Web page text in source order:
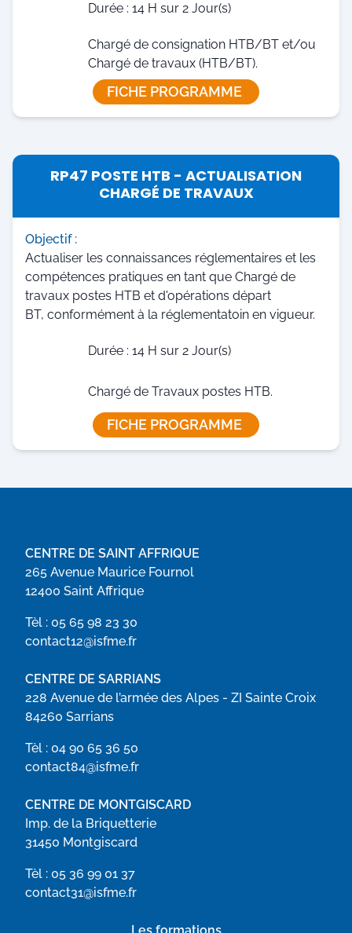
Durée : 14 H sur 2 Jour(s)
Chargé de consignation HTB/BT et/ou
Chargé de travaux (HTB/BT).
FICHE PROGRAMME
RP47 POSTE HTB - ACTUALISATION
CHARGÉ DE TRAVAUX
Objectif :
Actualiser les connaissances réglementaires et les
compétences pratiques en tant que Chargé de
travaux postes HTB et d'opérations départ
BT, conformément à la réglementatoin en vigueur.
Durée : 14 H sur 2 Jour(s)
Chargé de Travaux postes HTB.
FICHE PROGRAMME
CENTRE DE SAINT AFFRIQUE
265 Avenue Maurice Fournol
12400 Saint Affrique
Tèl : 05 65 98 23 30
contact12@isfme.fr
CENTRE DE SARRIANS
228 Avenue de l’armée des Alpes - ZI Sainte Croix
84260 Sarrians
Tèl : 04 90 65 36 50
contact84@isfme.fr
CENTRE DE MONTGISCARD
Imp. de la Briquetterie
31450 Montgiscard
Tèl : 05 36 99 01 37
contact31@isfme.fr